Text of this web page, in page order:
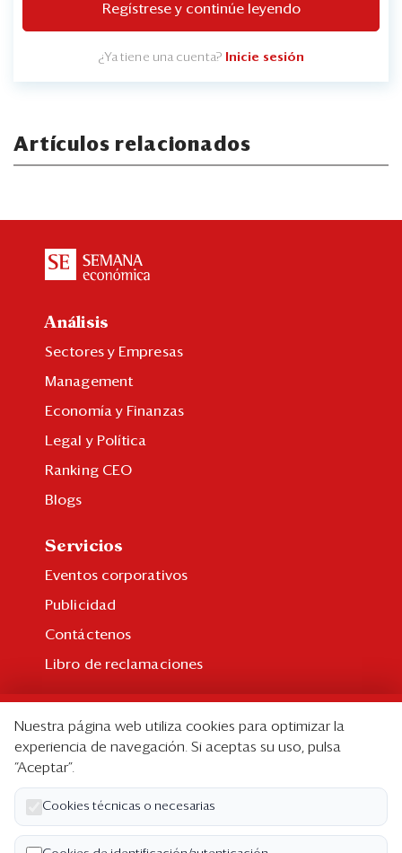
Regístrese y continúe leyendo
¿Ya tiene una cuenta? Inicie sesión
Artículos relacionados
Análisis
Sectores y Empresas
Management
Economía y Finanzas
Legal y Política
Ranking CEO
Blogs
Servicios
Eventos corporativos
Publicidad
Contáctenos
Libro de reclamaciones
Suscripción individual
Paquetes corporativos
Edición Impresa
Nosotros
Nuestra página web utiliza cookies para optimizar la
experiencia de navegación. Si aceptas su uso, pulsa
“Aceptar”.
Cookies técnicas o necesarias